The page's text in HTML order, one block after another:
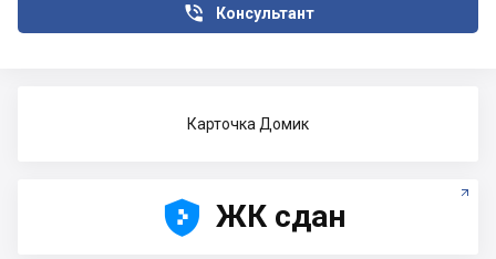
Консультант

Карточка Домик




 ЖК сдан